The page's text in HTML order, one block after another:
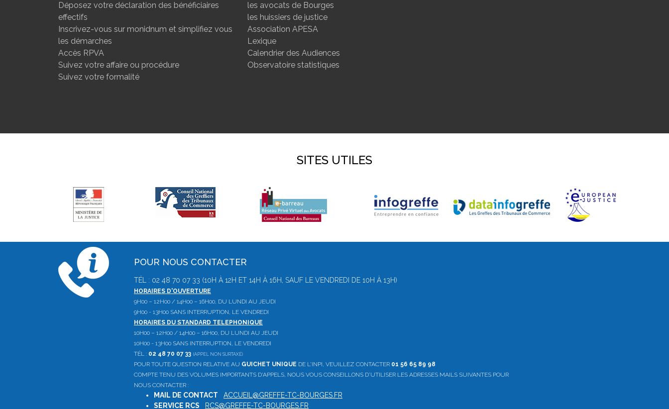
Déposez votre déclaration des bénéficiaires
effectifs
Inscrivez-vous sur monidnum et simplifiez vous
les démarches
Accès RPVA
Suivez votre affaire ou procédure
Suivez votre formalité
les avocats de Bourges
les huissiers de justice
Association APESA
Lexique
Calendrier des Audiences
Observatoire statistiques
SITES UTILES
POUR NOUS CONTACTER
TÉL : 02 48 70 07 33 (10H À 12H ET 14H À 16H, SAUF LE VENDREDI DE 10H À 13H)
HORAIRES D'OUVERTURE
9H00 – 12H00 / 14H00 – 16H00, DU LUNDI AU JEUDI
9H00 - 13H00 SANS INTERRUPTION, LE VENDREDI
HORAIRES DU STANDARD TELEPHONIQUE
10H00 – 12H00 / 14H00 – 16H00, DU LUNDI AU JEUDI
10H00 - 13H00 SANS INTERRUPTION, LE VENDREDI
TÉL : 02 48 70 07 33 (APPEL NON SURTAXÉ)
POUR TOUTE QUESTION RELATIVE AU GUICHET UNIQUE DE L'INPI, VEUILLEZ CONTACTER 01 56 65 89 98
COMPTE TENU DES VOLUMES IMPORTANTS D'APPELS, NOUS VOUS CONSEILLONS D'UTILISER LES ADRESSES MAILS SUIVANTES POUR
NOUS CONTACTER :
MAIL DE CONTACT
ACCUEIL@GREFFE-TC-BOURGES.FR
SERVICE RCS
RCS@GREFFE-TC-BOURGES.FR